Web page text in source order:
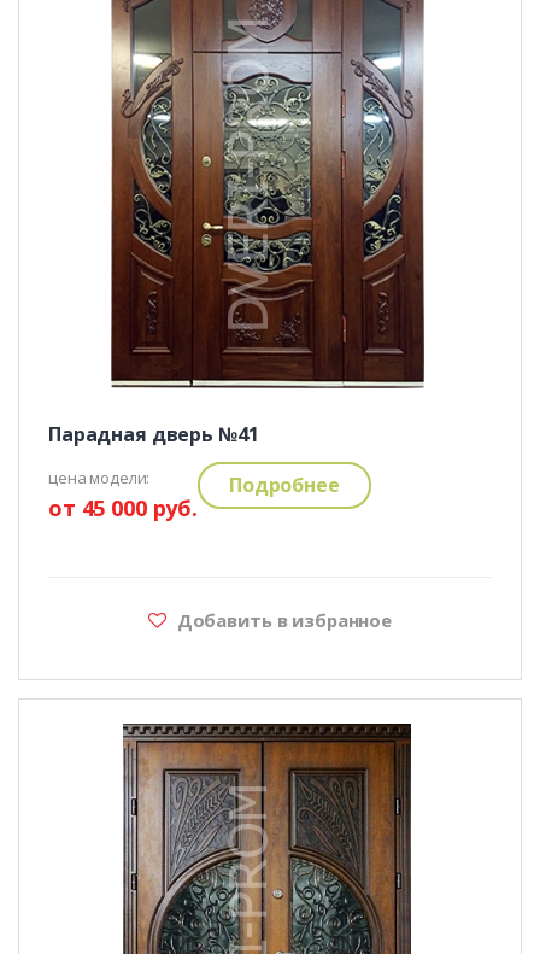
Парадная дверь №41
цена модели:
от 45 000 руб.
Подробнее
Добавить в избранное